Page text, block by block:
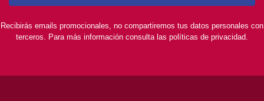
Recibirás emails promocionales, no compartiremos tus datos personales con
terceros. Para más información consulta las políticas de privacidad.